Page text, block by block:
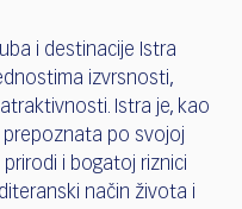
i destinacije Istra
izvrsnosti,
Istra je, kao
po svojoj
i bogatoj riznici
način života i